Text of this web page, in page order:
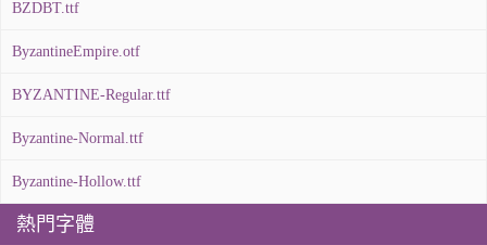
BZDBT.ttf
ByzantineEmpire.otf
BYZANTINE-Regular.ttf
Byzantine-Normal.ttf
Byzantine-Hollow.ttf
熱門字體